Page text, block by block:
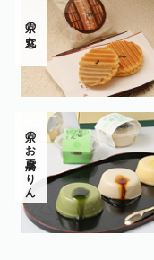
京の丸窓
京のお豆腐ぷりん